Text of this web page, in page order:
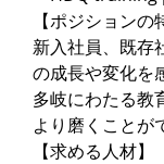
【ポジションの
新入社員、既存
の成長や変化を
多岐にわたる教
より磨くことが
【求める人材】